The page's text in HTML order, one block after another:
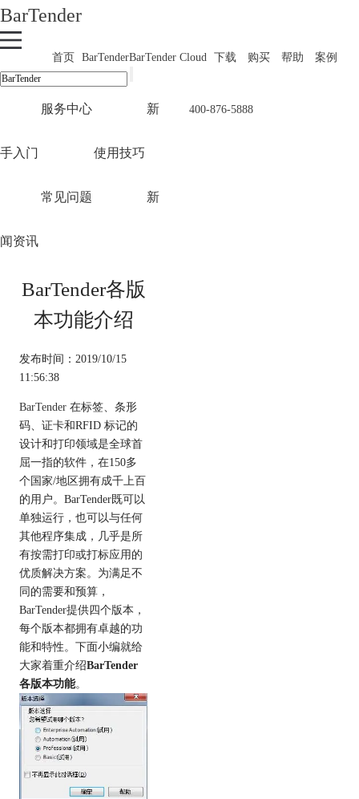
BarTender
首页 BarTenderBarTender Cloud 下载 购买 帮助 案例
400-876-5888
服务中心 新
手入门 使用技巧
常见问题 新
闻资讯
BarTender各版
本功能介绍
发布时间：2019/10/15
11:56:38
BarTender在标签、条形
码、证卡和RFID 标记的
设计和打印领域是全球首
屈一指的软件，在150多
个国家/地区拥有成千上百
的用户。BarTender既可以
单独运行，也可以与任何
其他程序集成，几乎是所
有按需打印或打标应用的
优质解决方案。为满足不
同的需要和预算，
BarTender提供四个版本，
每个版本都拥有卓越的功
能和特性。下面小编就给
大家着重介绍BarTender
各版本功能。